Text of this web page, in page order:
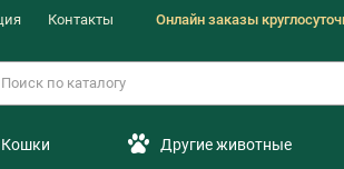
Контакты Онлайн заказы
Кошки Другие животные